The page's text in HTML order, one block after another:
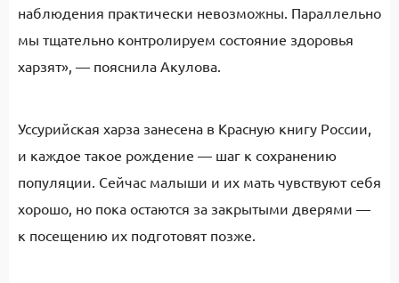
наблюдения практически невозможны. Параллельно
мы тщательно контролируем состояние здоровья
харзят», — пояснила Акулова.
Уссурийская харза занесена в Красную книгу России,
и каждое такое рождение — шаг к сохранению
популяции. Сейчас малыши и их мать чувствуют себя
хорошо, но пока остаются за закрытыми дверями —
к посещению их подготовят позже.